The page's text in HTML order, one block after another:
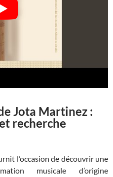
Jota Martinez :
recherche
l’occasion de découvrir une
musicale d’origine